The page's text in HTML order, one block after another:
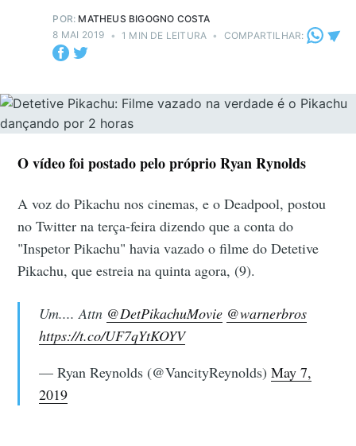
POR: MATHEUS BIGOGNO COSTA
8 MAI 2019 • 1 MIN DE LEITURA • COMPARTILHAR:
O vídeo foi postado pelo próprio Ryan Rynolds
A voz do Pikachu nos cinemas, e o Deadpool, postou
no Twitter na terça-feira dizendo que a conta do
"Inspetor Pikachu" havia vazado o filme do Detetive
Pikachu, que estreia na quinta agora, (9).
Um.... Attn @DetPikachuMovie @warnerbros
https://t.co/UF7qYtKOYV
— Ryan Reynolds (@VancityReynolds) May 7,
2019